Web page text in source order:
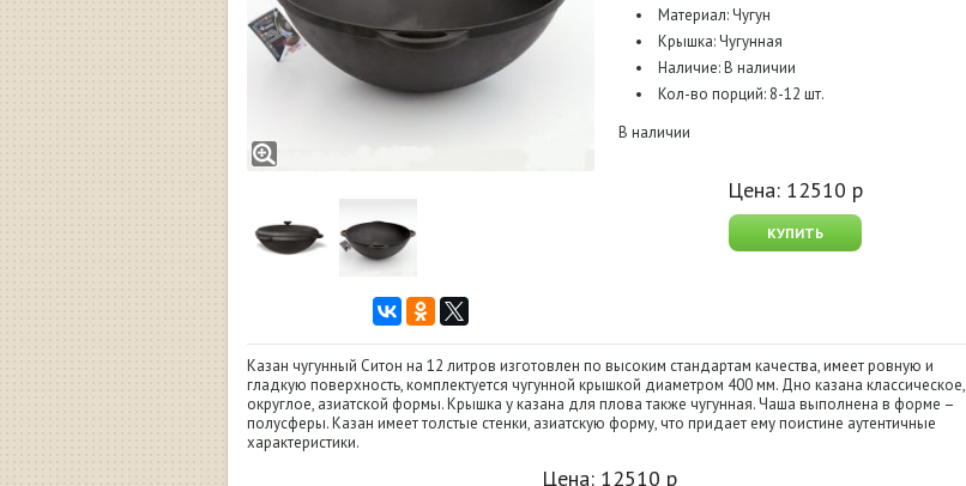
Материал: Чугун
Крышка: Чугунная
Наличие: В наличии
Кол-во порций: 8-12 шт.
В наличии
Цена: 12510 р
КУПИТЬ
Казан чугунный Ситон на 12 литров изготовлен по высоким стандартам качества, имеет ровную и
гладкую поверхность, комплектуется чугунной крышкой диаметром 400 мм. Дно казана классическое,
округлое, азиатской формы. Крышка у казана для плова также чугунная. Чаша выполнена в форме –
полусферы. Казан имеет толстые стенки, азиатскую форму, что придает ему поистине аутентичные
характеристики.
Цена: 12510 р